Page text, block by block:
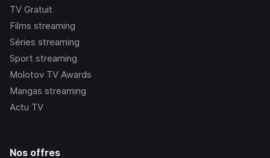
TV Gratuit
Films streaming
Séries streaming
Sport streaming
Molotov TV Awards
Mangas streaming
Actu TV
Nos offres